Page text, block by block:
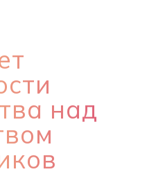
над